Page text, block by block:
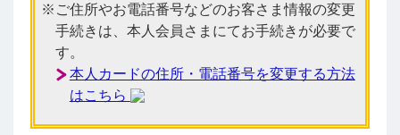
ご住所やお電話番号などのお客さま情報の変更
手続きは、本人会員さまにてお手続きが必要で
す。
本人カードの住所・電話番号を変更する方法
はこちら